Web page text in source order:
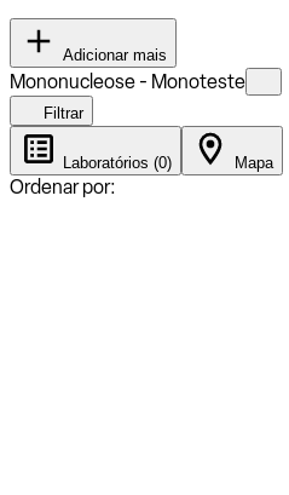
Adicionar mais
Mononucleose - Monoteste
Filtrar
Laboratórios (0) Mapa
Ordenar por: